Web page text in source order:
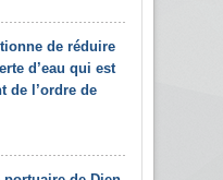
de réduire
d’eau qui est
de l’ordre de